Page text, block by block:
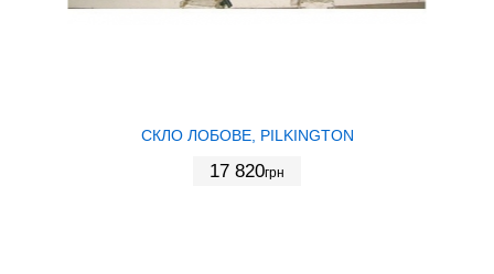
СКЛО ЛОБОВЕ, PILKINGTON
17 820грн